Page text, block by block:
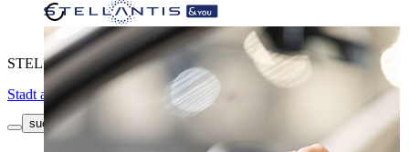
STELLANTIS &YOU BERLIN WEISSENSEER WEG
Stadt auswählen
suche button - icon